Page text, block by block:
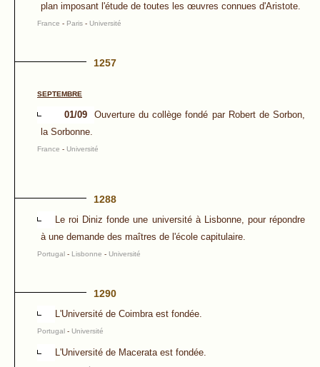
plan imposant l'étude de toutes les œuvres connues d'Aristote.
France - Paris - Université
1257
SEPTEMBRE
01/09
Ouverture du collège fondé par Robert de Sorbon,
la Sorbonne.
France - Université
1288
Le roi Diniz fonde une université à Lisbonne, pour répondre
à une demande des maîtres de l'école capitulaire.
Portugal - Lisbonne - Université
1290
L'Université de Coimbra est fondée.
Portugal - Université
L'Université de Macerata est fondée.